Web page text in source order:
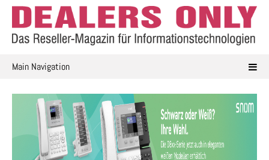
Skip
content
Main Navigation